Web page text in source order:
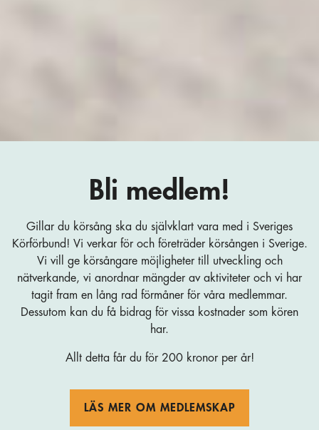
Bli medlem!
Gillar du körsång ska du självklart vara med i Sveriges
Körförbund! Vi verkar för och företräder körsången i Sverige.
Vi vill ge körsångare möjligheter till utveckling och
nätverkande, vi anordnar mängder av aktiviteter och vi har
tagit fram en lång rad förmåner för våra medlemmar.
Dessutom kan du få bidrag för vissa kostnader som kören
har.
Allt detta får du för 200 kronor per år!
LÄS MER OM MEDLEMSKAP